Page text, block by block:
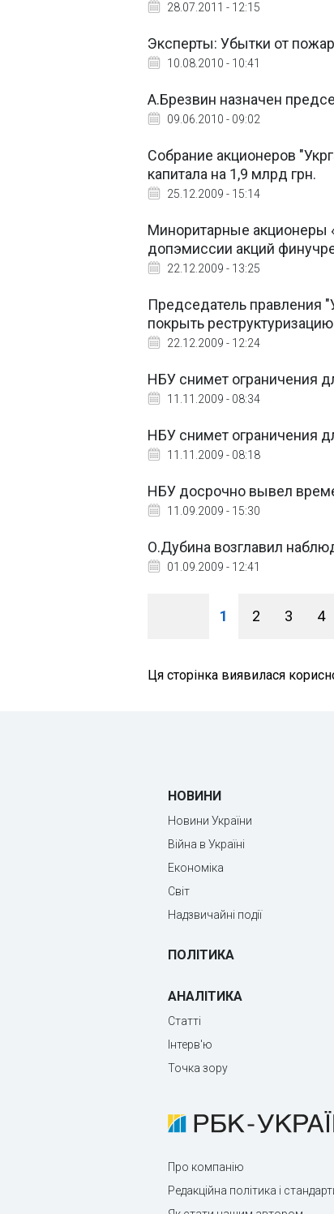
28.07.2011 - 12:15
Эксперты: Убытки от
10.08.2010 - 10:41
А.Брезвин назначен
09.06.2010 - 09:02
Собрание акционеров
капитала на 1,9 млрд грн.
25.12.2009 - 15:14
Миноритарные акционеры
допэмиссии акций
22.12.2009 - 13:25
Председатель правления
покрыть
22.12.2009 - 12:24
НБУ снимет ограничения
11.11.2009 - 08:34
НБУ снимет ограничения
11.11.2009 - 08:18
НБУ досрочно вывел
11.09.2009 - 15:30
О.Дубина возглавил
01.09.2009 - 12:41
1 2 3 4
Ця сторінка виявилася
НОВИНИ
Новини України
Війна в Україні
Економіка
Світ
Надзвичайні події
ПОЛІТИКА
АНАЛІТИКА
Статті
Інтерв'ю
Точка зору
Про компанію
Редакційна політика і